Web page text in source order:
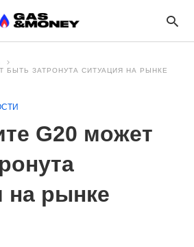
БЫТЬ ЗАТРОНУТА СИТУАЦИЯ НА РЫНКЕ
G20 может
на рынке